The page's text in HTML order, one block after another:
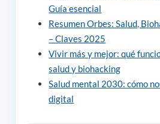
Guía esencial
Resumen Orbes: Salud,
– Claves 2025
Vivir más y mejor: qué
salud y biohacking
Salud mental 2030: cómo
digital